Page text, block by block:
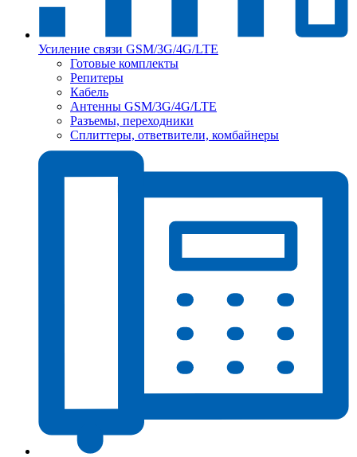
Усиление связи GSM/3G/4G/LTE
Готовые комплекты
Репитеры
Кабель
Антенны GSM/3G/4G/LTE
Разъемы, переходники
Сплиттеры, ответвители, комбайнеры